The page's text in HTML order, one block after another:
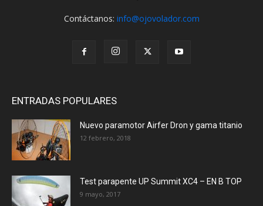
Contáctanos: info@ojovolador.com
ENTRADAS POPULARES
Nuevo paramotor Airfer Dron y gama titanio
12 febrero, 2018
Test parapente UP Summit XC4 – EN B TOP
9 mayo, 2017